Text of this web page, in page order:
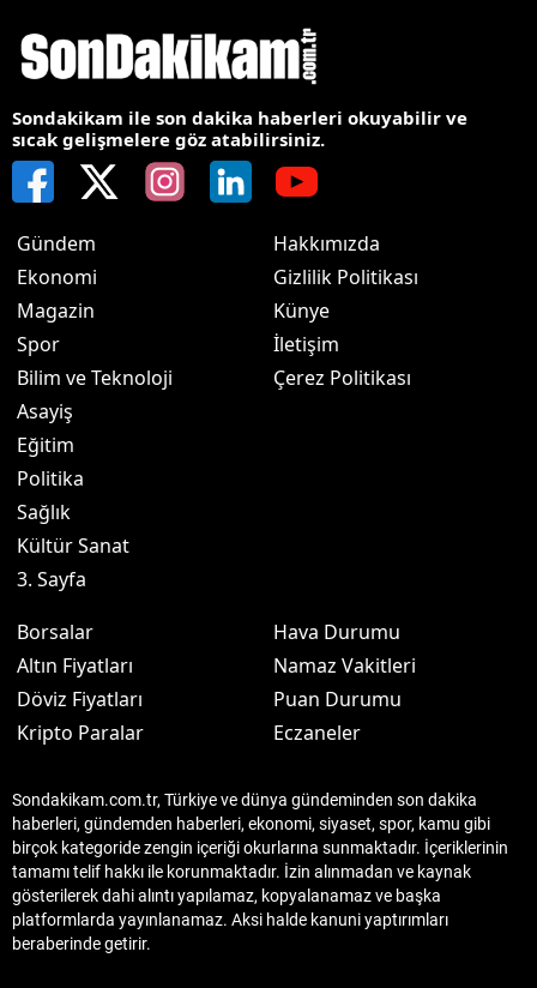
Sondakikam ile son dakika haberleri okuyabilir ve
sıcak gelişmelere göz atabilirsiniz.
Gündem
Ekonomi
Magazin
Spor
Bilim ve Teknoloji
Asayiş
Eğitim
Politika
Sağlık
Kültür Sanat
3. Sayfa
Hakkımızda
Gizlilik Politikası
Künye
İletişim
Çerez Politikası
Borsalar
Altın Fiyatları
Döviz Fiyatları
Kripto Paralar
Hava Durumu
Namaz Vakitleri
Puan Durumu
Eczaneler
Sondakikam.com.tr, Türkiye ve dünya gündeminden son dakika
haberleri, gündemden haberleri, ekonomi, siyaset, spor, kamu gibi
birçok kategoride zengin içeriği okurlarına sunmaktadır. İçeriklerinin
tamamı telif hakkı ile korunmaktadır. İzin alınmadan ve kaynak
gösterilerek dahi alıntı yapılamaz, kopyalanamaz ve başka
platformlarda yayınlanamaz. Aksi halde kanuni yaptırımları
beraberinde getirir.